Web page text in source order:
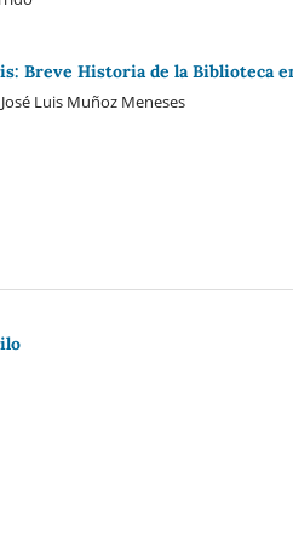
Breve Historia de la Biblioteca
Luis Muñoz Meneses